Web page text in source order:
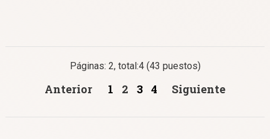
Páginas: 2, total:4 (43 puestos)
Anterior 1 2 3 4 Siguiente